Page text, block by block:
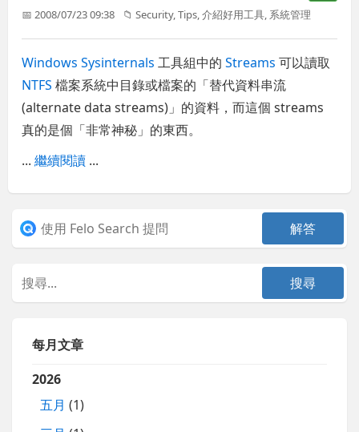
📅 2008/07/23 09:38 📁Security,Tips,介紹好用工具, 系統管理
Windows Sysinternals 工具組中的Streams 可以讀取
NTFS 檔案系統中目錄或檔案的「替代資料串流
(alternate data streams)」的資料，而這個 streams
真的是個「非常神秘」的東西。
...繼續閱讀 ...
每月文章
2026
五月 (1)